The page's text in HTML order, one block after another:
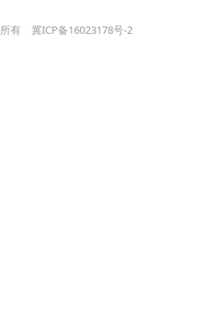
有 冀ICP备16023178号-2